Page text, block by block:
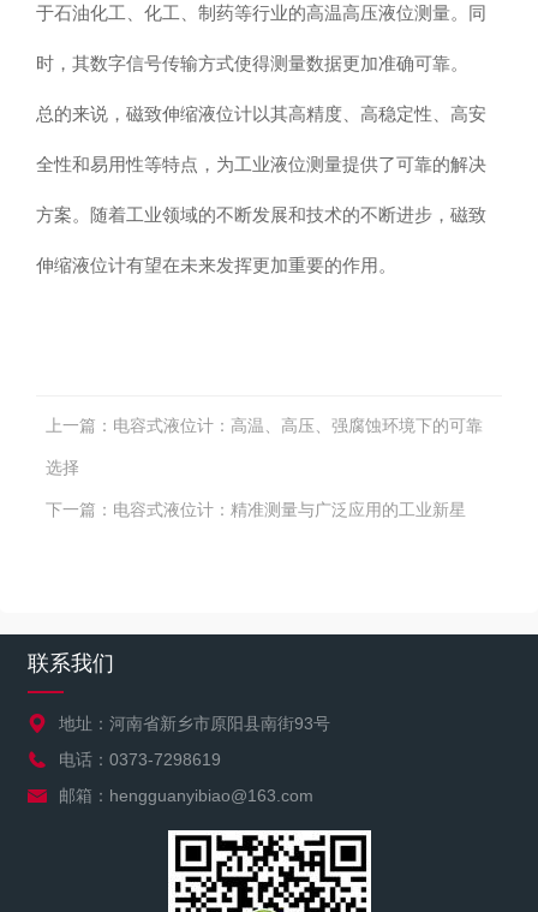
于石油化工、化工、制药等行业的高温高压液位测量。同
时，其数字信号传输方式使得测量数据更加准确可靠。
总的来说，磁致伸缩液位计以其高精度、高稳定性、高安
全性和易用性等特点，为工业液位测量提供了可靠的解决
方案。随着工业领域的不断发展和技术的不断进步，磁致
伸缩液位计有望在未来发挥更加重要的作用。
上一篇： 电容式液位计：高温、高压、强腐蚀环境下的可靠
选择
下一篇： 电容式液位计：精准测量与广泛应用的工业新星
联系我们
地址：河南省新乡市原阳县南街93号
电话：0373-7298619
邮箱：hengguanyibiao@163.com